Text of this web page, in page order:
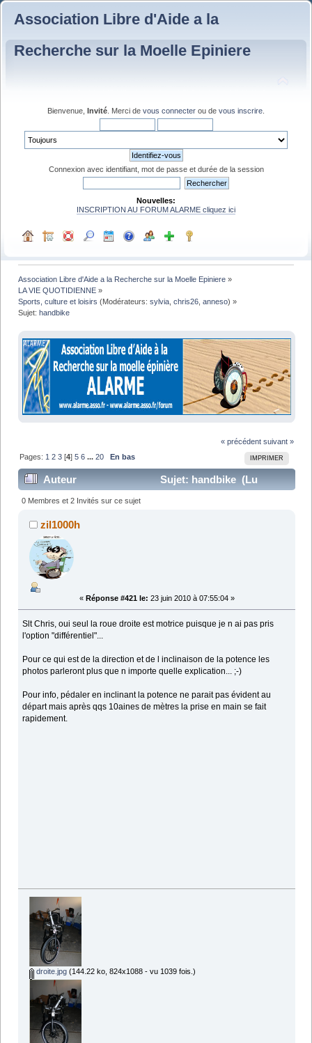
Association Libre d'Aide a la
Recherche sur la Moelle Epiniere
Bienvenue, Invité . Merci de vous connecter ou de vous inscrire
Connexion avec identifiant, mot de passe et durée de la session
Nouvelles:
INSCRIPTION AU FORUM ALARME cliquez ici
Association Libre d'Aide a la Recherche sur la Moelle Epiniere »
LA VIE QUOTIDIENNE »
Sports, culture et loisirs (Modérateurs:sylvia ,chris26 ,anneso) »
Sujet:handbike
« précédent suivant »
IMPRIMER
Pages: 1 2 3 [4]5 6 ...20 En bas
Auteur
Sujet: handbike (Lu
440239 fois)
0 Membres et 2 Invités sur ce sujet
zil1000h
« Réponse #421 le: 23 juin 2010 à 07:55:04 »
Slt Chris, oui seul la roue droite est motrice puisque je n ai pas pris
l'option "différentiel"...
Pour ce qui est de la direction et de l inclinaison de la potence les
photos parleront plus que n importe quelle explication... ;-)
Pour info, pédaler en inclinant la potence ne parait pas évident au
départ mais après qqs 10aines de mètres la prise en main se fait
rapidement.
droite.jpg(144.22 ko, 824x1088 - vu 1039 fois.)